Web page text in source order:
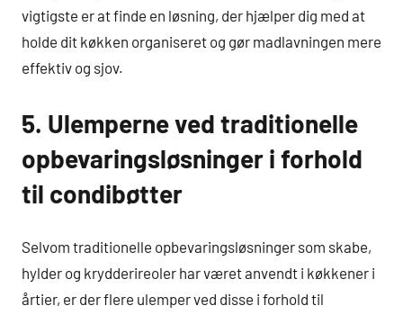
vigtigste er at finde en løsning, der hjælper dig med at
holde dit køkken organiseret og gør madlavningen mere
effektiv og sjov.
5. Ulemperne ved traditionelle
opbevaringsløsninger i forhold
til condibøtter
Selvom traditionelle opbevaringsløsninger som skabe,
hylder og krydderireoler har været anvendt i køkkener i
årtier, er der flere ulemper ved disse i forhold til